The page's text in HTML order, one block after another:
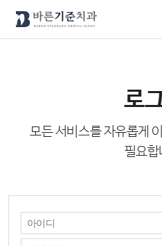
로
모든 서비스를 자유롭게
필요합